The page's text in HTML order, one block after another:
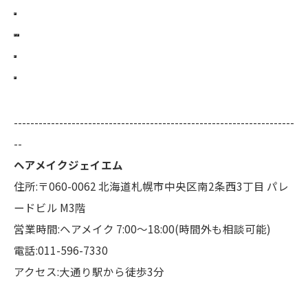
--------------------------------------------------------------------
--
ヘアメイクジェイエム
住所:〒060-0062 北海道札幌市中央区南2条西3丁目 パレ
ードビル M3階
営業時間:ヘアメイク 7:00〜18:00(時間外も相談可能)
電話:011-596-7330
アクセス:大通り駅から徒歩3分